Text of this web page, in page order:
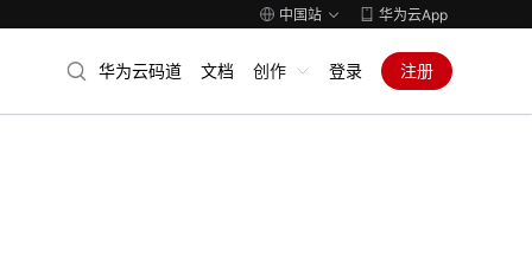
中国站 华为云App
华为云码道 文档 创作 登录 注册